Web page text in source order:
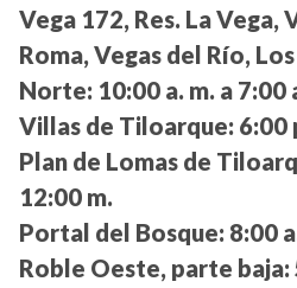
Vega 172, Res. La Vega,
Roma, Vegas del Río,
Norte: 10:00 a. m. a 7:00
Villas de Tiloarque: 6:00
Plan de Lomas de
12:00 m.
Portal del Bosque: 8:00
Roble Oeste, parte baja: